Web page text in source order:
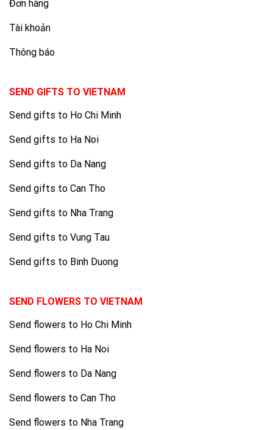
Đơn hàng
Tài khoản
Thông báo
SEND GIFTS TO VIETNAM
Send gifts to Ho Chi Minh
Send gifts to Ha Noi
Send gifts to Da Nang
Send gifts to Can Tho
Send gifts to Nha Trang
Send gifts to Vung Tau
Send gifts to Binh Duong
SEND FLOWERS TO VIETNAM
Send flowers to Ho Chi Minh
Send flowers to Ha Noi
Send flowers to Da Nang
Send flowers to Can Tho
Send flowers to Nha Trang